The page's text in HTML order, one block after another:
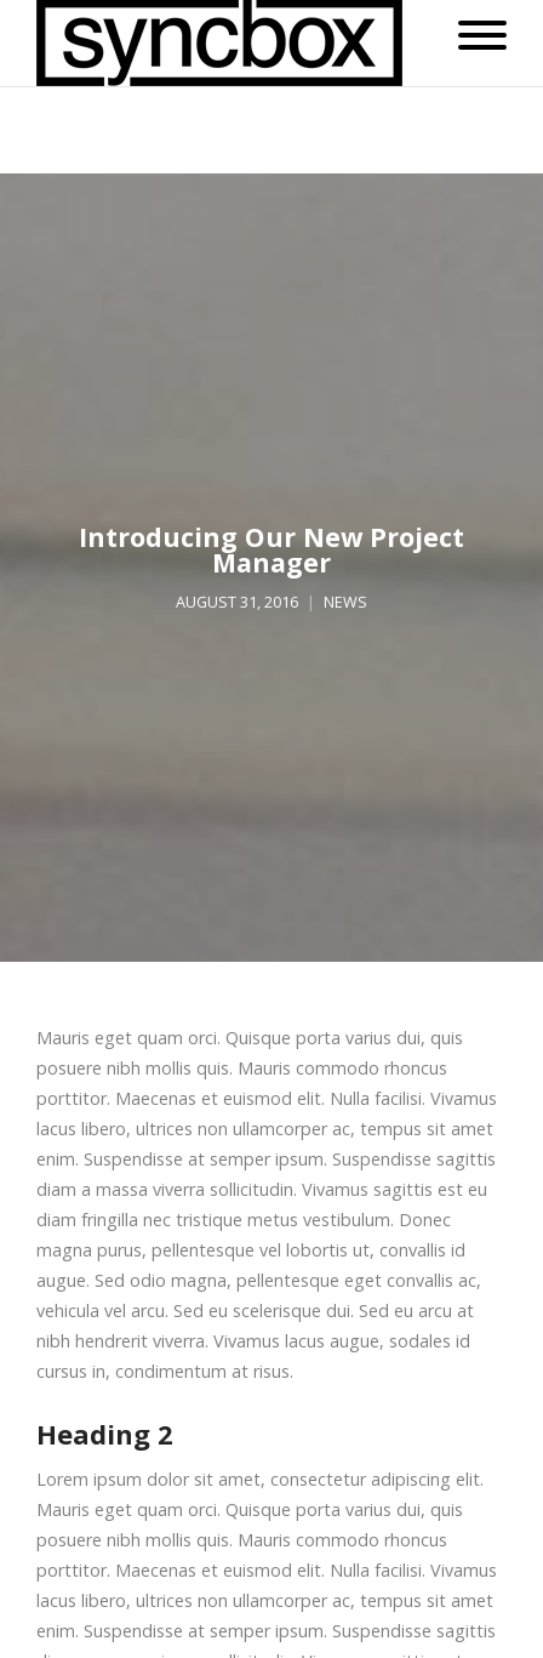
Introducing Our New Project
Manager
AUGUST 31, 2016 NEWS
Mauris eget quam orci. Quisque porta varius dui, quis
posuere nibh mollis quis. Mauris commodo rhoncus
porttitor. Maecenas et euismod elit. Nulla facilisi. Vivamus
lacus libero, ultrices non ullamcorper ac, tempus sit amet
enim. Suspendisse at semper ipsum. Suspendisse sagittis
diam a massa viverra sollicitudin. Vivamus sagittis est eu
diam fringilla nec tristique metus vestibulum. Donec
magna purus, pellentesque vel lobortis ut, convallis id
augue. Sed odio magna, pellentesque eget convallis ac,
vehicula vel arcu. Sed eu scelerisque dui. Sed eu arcu at
nibh hendrerit viverra. Vivamus lacus augue, sodales id
cursus in, condimentum at risus.
Heading 2
Lorem ipsum dolor sit amet, consectetur adipiscing elit.
Mauris eget quam orci. Quisque porta varius dui, quis
posuere nibh mollis quis. Mauris commodo rhoncus
porttitor. Maecenas et euismod elit. Nulla facilisi. Vivamus
lacus libero, ultrices non ullamcorper ac, tempus sit amet
enim. Suspendisse at semper ipsum. Suspendisse sagittis